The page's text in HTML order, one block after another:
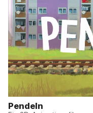
Pendeln